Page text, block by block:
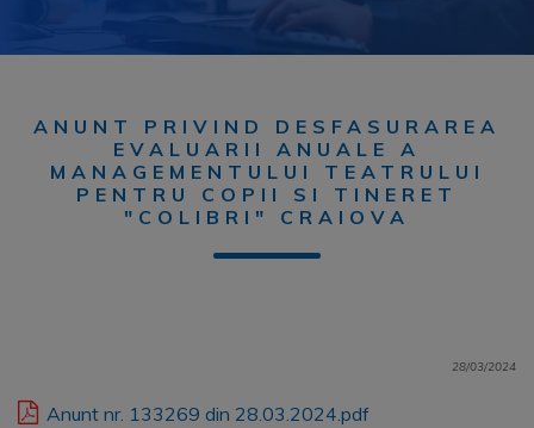
ANUNT PRIVIND DESFASURAREA
EVALUARII ANUALE A
MANAGEMENTULUI TEATRULUI
PENTRU COPII SI TINERET
"COLIBRI" CRAIOVA
28/03/2024
Anunt nr. 133269 din 28.03.2024.pdf